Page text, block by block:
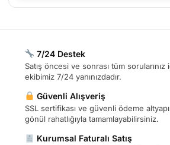
7/24 Destek
Satış öncesi ve sonrası tüm
ekibimiz 7/24 yanınızdadır.
Güvenli Alışveriş
SSL sertifikası ve güvenli ödeme
gönül rahatlığıyla tamamlayabilirsiniz.
Kurumsal Faturalı Satış